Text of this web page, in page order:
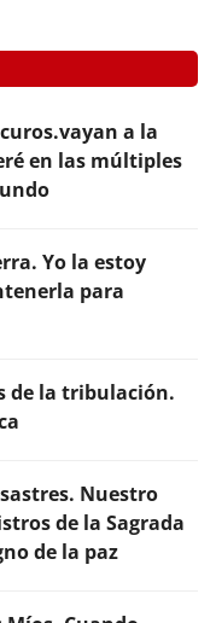
a la
en las múltiples
Yo la estoy
para
de la tribulación.
Nuestro
de la Sagrada
de la paz